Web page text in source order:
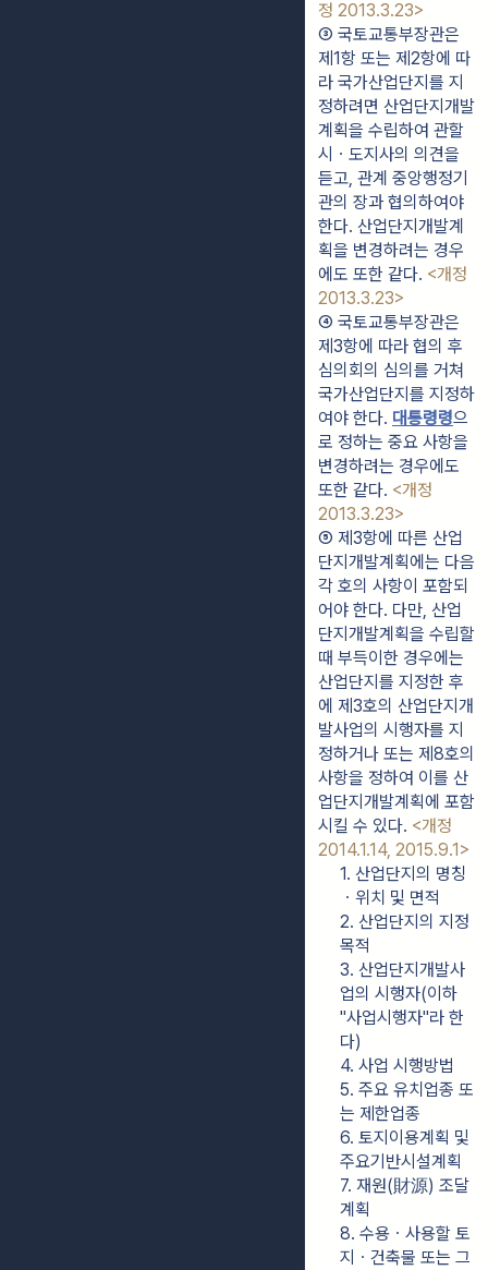
정 2013.3.23>
③ 국토교통부장관은
제1항 또는 제2항에 따
라 국가산업단지를 지
정하려면 산업단지개발
계획을 수립하여 관할
시ㆍ도지사의 의견을
듣고, 관계 중앙행정기
관의 장과 협의하여야
한다. 산업단지개발계
획을 변경하려는 경우
에도 또한 같다. <개정
2013.3.23>
④ 국토교통부장관은
제3항에 따라 협의 후
심의회의 심의를 거쳐
국가산업단지를 지정하
여야 한다. 대통령령으
로 정하는 중요 사항을
변경하려는 경우에도
또한 같다. <개정
2013.3.23>
⑤ 제3항에 따른 산업
단지개발계획에는 다음
각 호의 사항이 포함되
어야 한다. 다만, 산업
단지개발계획을 수립할
때 부득이한 경우에는
산업단지를 지정한 후
에 제3호의 산업단지개
발사업의 시행자를 지
정하거나 또는 제8호의
사항을 정하여 이를 산
업단지개발계획에 포함
시킬 수 있다. <개정
2014.1.14, 2015.9.1>
1. 산업단지의 명칭
ㆍ위치 및 면적
2. 산업단지의 지정
목적
3. 산업단지개발사
업의 시행자(이하
"사업시행자"라 한
다)
4. 사업 시행방법
5. 주요 유치업종 또
는 제한업종
6. 토지이용계획 및
주요기반시설계획
7. 재원(財源) 조달
계획
8. 수용ㆍ사용할 토
지ㆍ건축물 또는 그